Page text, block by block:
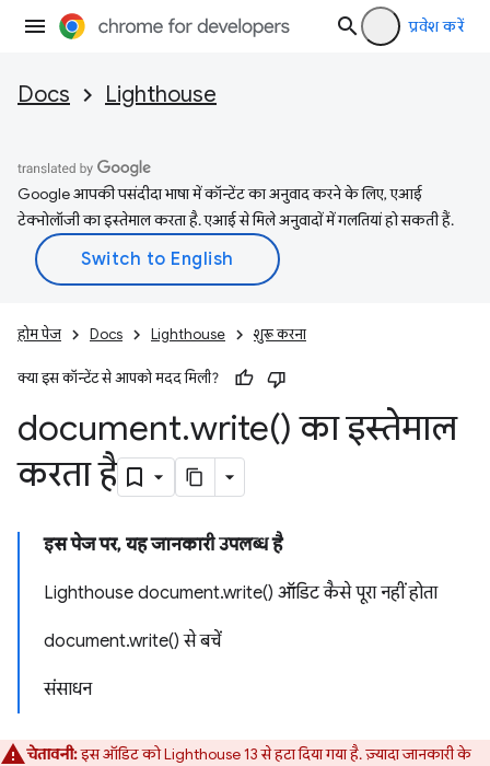
प्रवेश करें
Docs Lighthouse
Google आपकी पसंदीदा भाषा में कॉन्टेंट का अनुवाद करने के लिए, एआई
टेक्नोलॉजी का इस्तेमाल करता है. एआई से मिले अनुवादों में गलतियां हो सकती हैं.
होम पेज Docs Lighthouse शुरू करना
क्या इस कॉन्टेंट से आपको मदद मिली?
document.write() का इस्तेमाल
करता है
इस पेज पर, यह जानकारी उपलब्ध है
Lighthouse document.write() ऑडिट कैसे पूरा नहीं होता
document.write() से बचें
संसाधन
चेतावनी:इस ऑडिट को Lighthouse 13 से हटा दिया गया है. ज़्यादा जानकारी के